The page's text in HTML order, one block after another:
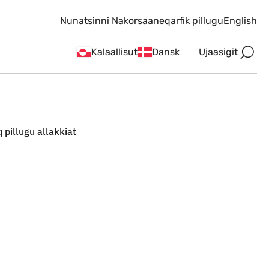
Kalaallisut Dansk Ujaasigit
Nunatsinni Nakorsaaneqarfik pilluguEnglish
pillugu allakkiat